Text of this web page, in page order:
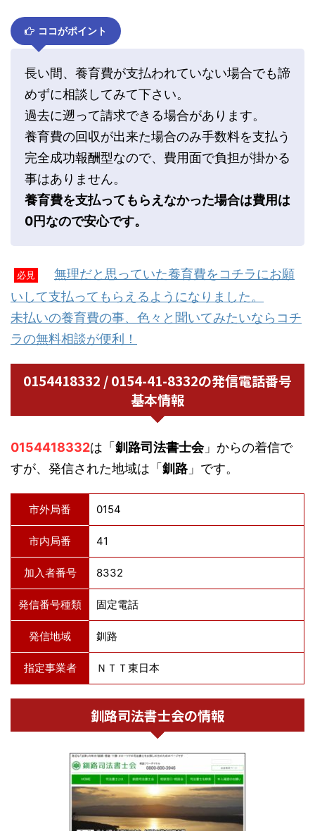
ココがポイント
長い間、養育費が支払われていない場合でも諦
めずに相談してみて下さい。
過去に遡って請求できる場合があります。
養育費の回収が出来た場合のみ手数料を支払う
完全成功報酬型なので、費用面で負担が掛かる
事はありません。
養育費を支払ってもらえなかった場合は費用は
0円なので安心です。
必見
無理だと思っていた養育費をコチラにお願
いして支払ってもらえるようになりました。
未払いの養育費の事、色々と聞いてみたいならコチ
ラの無料相談が便利！
0154418332 / 0154-41-8332の発信電話番号
基本情報
0154418332は「 釧路司法書士会」からの着信で
すが、発信された地域は「 釧路」です。
市外局番 0154
市内局番 41
加入者番号 8332
発信番号種類 固定電話
発信地域 釧路
指定事業者 ＮＴＴ東日本
釧路司法書士会の情報